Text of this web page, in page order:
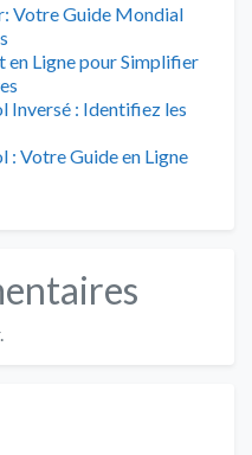
Votre Guide Mondial
en Ligne pour Simplifier
Inversé : Identifiez les
: Votre Guide en Ligne